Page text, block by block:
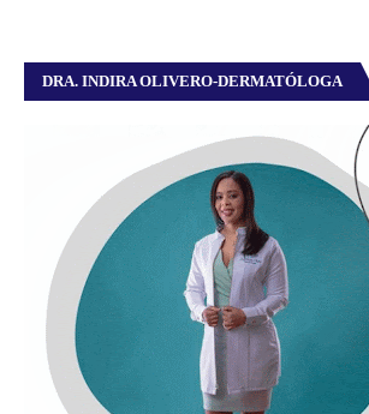
DRA. INDIRA OLIVERO-DERMATÓLOGA